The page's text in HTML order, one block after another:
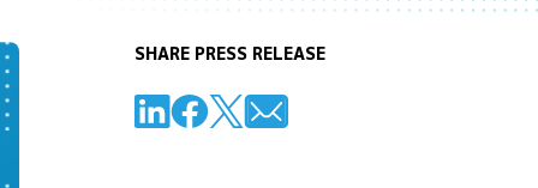
SHARE PRESS RELEASE